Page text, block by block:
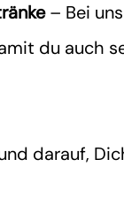
– Bei
du auch
darauf,